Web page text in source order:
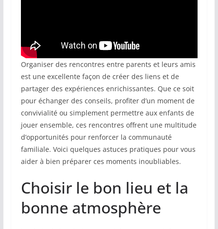
Organiser des rencontres entre parents et leurs amis
est une excellente façon de créer des liens et de
partager des expériences enrichissantes. Que ce soit
pour échanger des conseils, profiter d’un moment de
convivialité ou simplement permettre aux enfants de
jouer ensemble, ces rencontres offrent une multitude
d’opportunités pour renforcer la communauté
familiale. Voici quelques astuces pratiques pour vous
aider à bien préparer ces moments inoubliables.
Choisir le bon lieu et la
bonne atmosphère